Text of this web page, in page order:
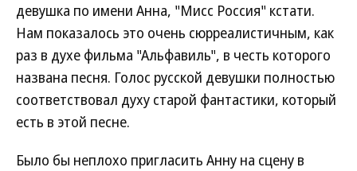
девушка по имени Анна, "Мисс Россия" кстати.
Нам показалось это очень сюрреалистичным, как
раз в духе фильма "Альфавиль", в честь которого
названа песня. Голос русской девушки полностью
соответствовал духу старой фантастики, который
есть в этой песне.
Было бы неплохо пригласить Анну на сцену в